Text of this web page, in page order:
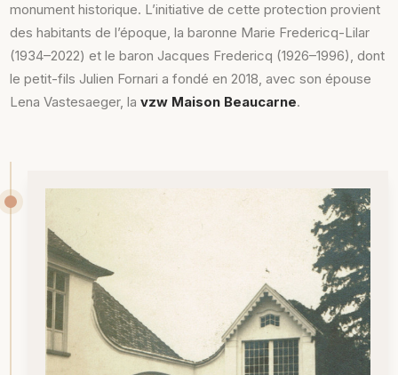
monument historique. L’initiative de cette protection provient
des habitants de l’époque, la baronne Marie Fredericq-Lilar
(1934–2022) et le baron Jacques Fredericq (1926–1996), dont
le petit-fils Julien Fornari a fondé en 2018, avec son épouse
Lena Vastesaeger, lavzw Maison Beaucarne.